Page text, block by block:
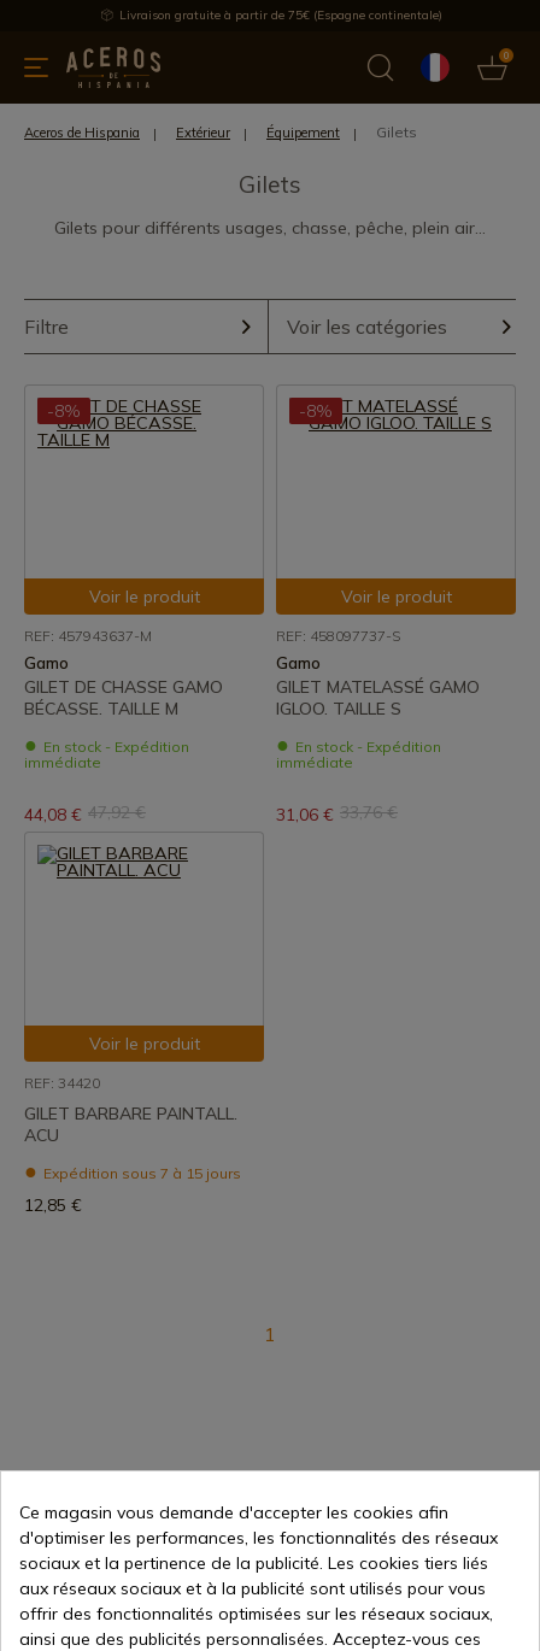
Livraison gratuite à partir de 75€ (Espagne continentale)
0
de cuisine Offre Dernières nouvelles Meilleures ventes
Aceros de Hispania Extérieur Équipement Gilets
Gilets
Gilets pour différents usages, chasse, pêche, plein air...
Filtre Voir les catégories
-8%
Voir le produit
REF: 457943637-M
Gamo
GILET DE CHASSE GAMO
BÉCASSE. TAILLE M
En stock - Expédition
immédiate
44,08 € 47,92 €
-8%
Voir le produit
REF: 458097737-S
Gamo
GILET MATELASSÉ GAMO
IGLOO. TAILLE S
En stock - Expédition
immédiate
31,06 € 33,76 €
Voir le produit
REF: 34420
GILET BARBARE PAINTALL.
ACU
Expédition sous 7 à 15 jours
12,85 €
1
Vente en ligne depuis 1998
Méthodes de paiement
Ce magasin vous demande d'accepter les cookies afin
d'optimiser les performances, les fonctionnalités des réseaux
sociaux et la pertinence de la publicité. Les cookies tiers liés
aux réseaux sociaux et à la publicité sont utilisés pour vous
offrir des fonctionnalités optimisées sur les réseaux sociaux,
ainsi que des publicités personnalisées. Acceptez-vous ces